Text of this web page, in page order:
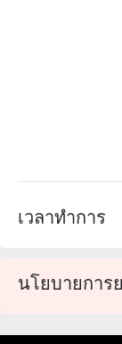
เวลาทำการ
นโยบายการ